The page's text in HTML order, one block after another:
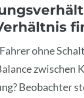
ohne
zwischen
Beobachter